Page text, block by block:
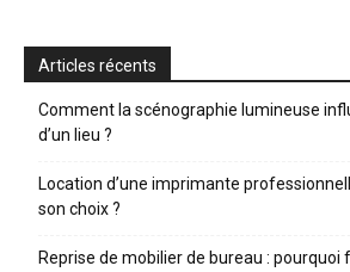
Articles récents
Comment la scénographie lumineuse
d’un lieu ?
Location d’une imprimante
son choix ?
Reprise de mobilier de bureau : pourquoi